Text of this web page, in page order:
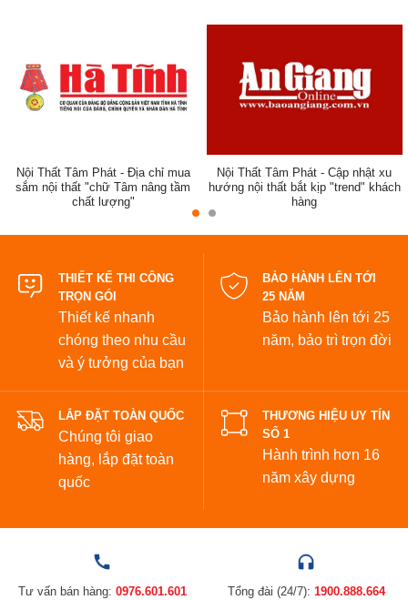
Nội Thất Tâm Phát - Địa chỉ mua
sắm nội thất "chữ Tâm nâng tầm
chất lượng"
Nội Thất Tâm Phát - Cập nhật xu
hướng nội thất bắt kịp "trend" khách
hàng
THIẾT KẾ THI CÔNG
TRỌN GÓI
Thiết kế nhanh
chóng theo nhu cầu
và ý tưởng của bạn
BẢO HÀNH LÊN TỚI
25 NĂM
Bảo hành lên tới 25
năm, bảo trì trọn đời
LẮP ĐẶT TOÀN QUỐC
Chúng tôi giao
hàng, lắp đặt toàn
quốc
THƯƠNG HIỆU UY TÍN
SỐ 1
Hành trình hơn 16
năm xây dựng
Tư vấn bán hàng: 0976.601.601 Tổng đài (24/7): 1900.888.664